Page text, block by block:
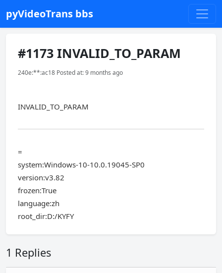
pyVideoTrans bbs
#1173 INVALID_TO_PARAM
240e:**:ac18 Posted at: 9 months ago
INVALID_TO_PARAM
=
system:Windows-10-10.0.19045-SP0
version:v3.82
frozen:True
language:zh
root_dir:D:/KYFY
1 Replies